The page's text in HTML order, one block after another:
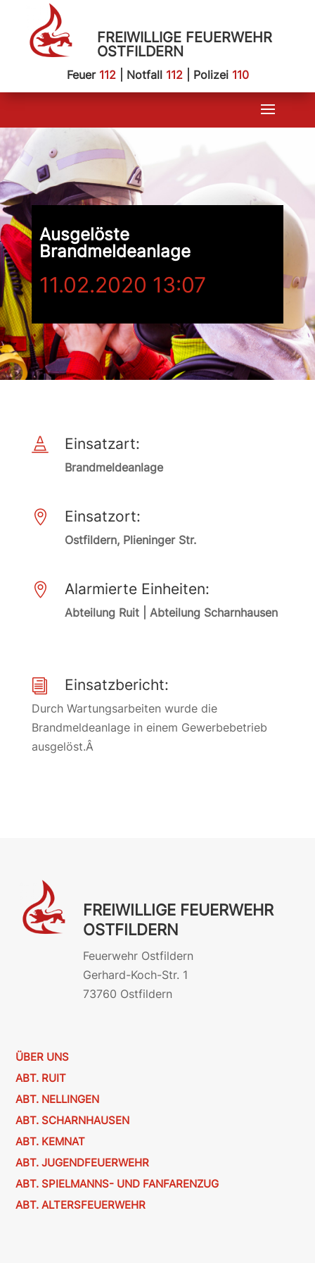
FREIWILLIGE FEUERWEHR
OSTFILDERN
Feuer 112| Notfall 112| Polizei 110
Ausgelöste
Brandmeldeanlage
11.02.2020 13:07
 Einsatzart:
Brandmeldeanlage
 Einsatzort:
Ostfildern, Plieninger Str.
 Alarmierte Einheiten:
Abteilung Ruit | Abteilung Scharnhausen
i Einsatzbericht:
Durch Wartungsarbeiten wurde die
Brandmeldeanlage in einem Gewerbebetrieb
ausgelöst.Â
FREIWILLIGE FEUERWEHR
OSTFILDERN
Feuerwehr Ostfildern
Gerhard-Koch-Str. 1
73760 Ostfildern
ÜBER UNS
ABT. RUIT
ABT. NELLINGEN
ABT. SCHARNHAUSEN
ABT. KEMNAT
ABT. JUGENDFEUERWEHR
ABT. SPIELMANNS- UND FANFARENZUG
ABT. ALTERSFEUERWEHR